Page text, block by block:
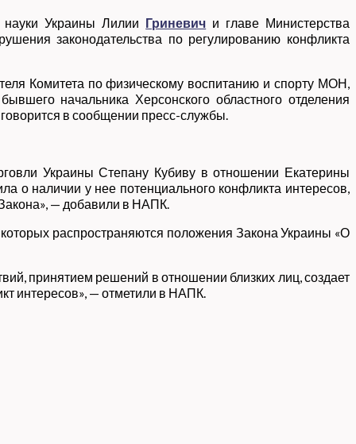
науки Украины Лилии Гриневич и главе Министерства
законодательства по регулированию конфликта
Комитета по физическому воспитанию и спорту МОН,
начальника Херсонского областного отделения
в сообщении пресс-службы.
Украины Степану Кубиву в отношении Екатерины
о наличии у нее потенциального конфликта интересов,
— добавили в НАПК.
распространяются положения Закона Украины «О
принятием решений в отношении близких лиц, создает
интересов», — отметили в НАПК.